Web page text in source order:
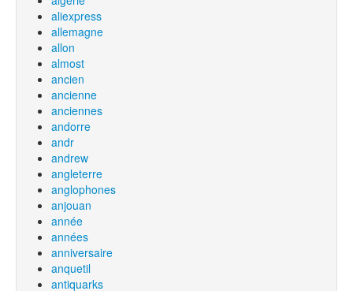
aliexpress
allemagne
allon
almost
ancien
ancienne
anciennes
andorre
andr
andrew
angleterre
anglophones
anjouan
année
années
anniversaire
anquetil
antiquarks